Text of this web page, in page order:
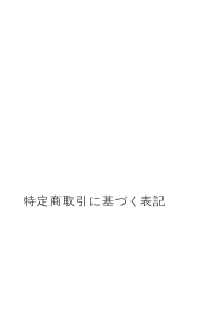
特定商取引に基づく表記